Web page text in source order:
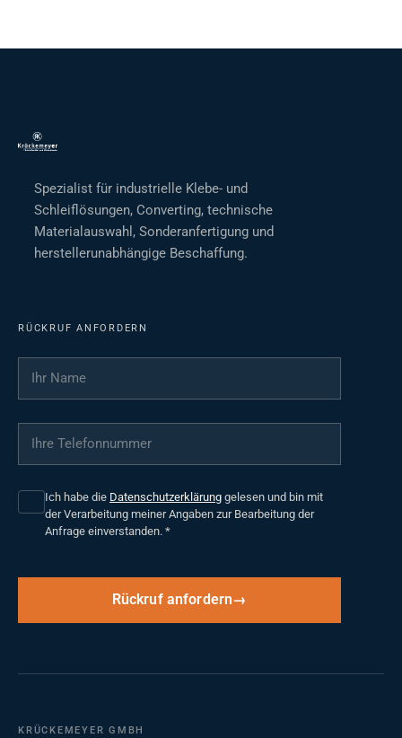
Spezialist für industrielle Klebe- und
Schleiflösungen, Converting, technische
Materialauswahl, Sonderanfertigung und
herstellerunabhängige Beschaffung.
RÜCKRUF ANFORDERN
Ihr Name
Ihre Telefonnummer
Ich habe die Datenschutzerklärung gelesen und bin mit
der Verarbeitung meiner Angaben zur Bearbeitung der
Anfrage einverstanden. *
Rückruf anfordern
KRÜCKEMEYER GMBH